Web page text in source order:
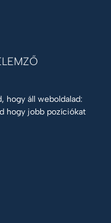
hogy áll weboldalad:
hogy jobb pozíciókat